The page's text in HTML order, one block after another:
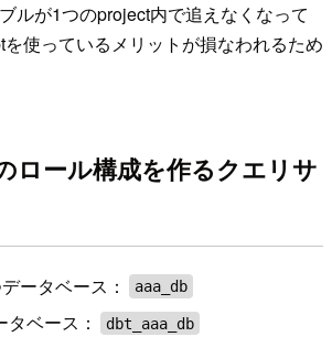
ルが1つのproject内で追えなくなって
を使っているメリットが損なわれるため
ロール構成を作るクエリサ
ータベース： aaa_db
ベース： dbt_aaa_db